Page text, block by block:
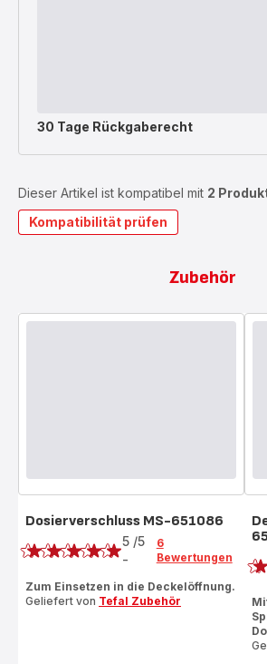
30 Tage Rückgaberecht
Dieser Artikel ist kompatibel mit 2
Kompatibilität prüfen
Zubehör
Dosierverschluss MS-651086
Bewertung
mit
5
5 /5
-
6
Bewertungen
Zum Einsetzen in die Deckelöffnung.
Geliefert von Tefal Zubehör
mit
5